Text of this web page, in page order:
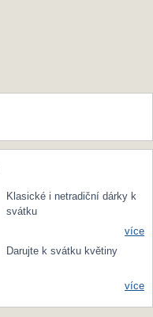
Klasické i netradiční dárky k
svátku
více
Darujte k svátku květiny
více